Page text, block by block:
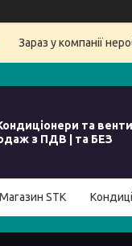
Зараз у компанії
та
з ПДВ | та БЕЗ
Магазин STK